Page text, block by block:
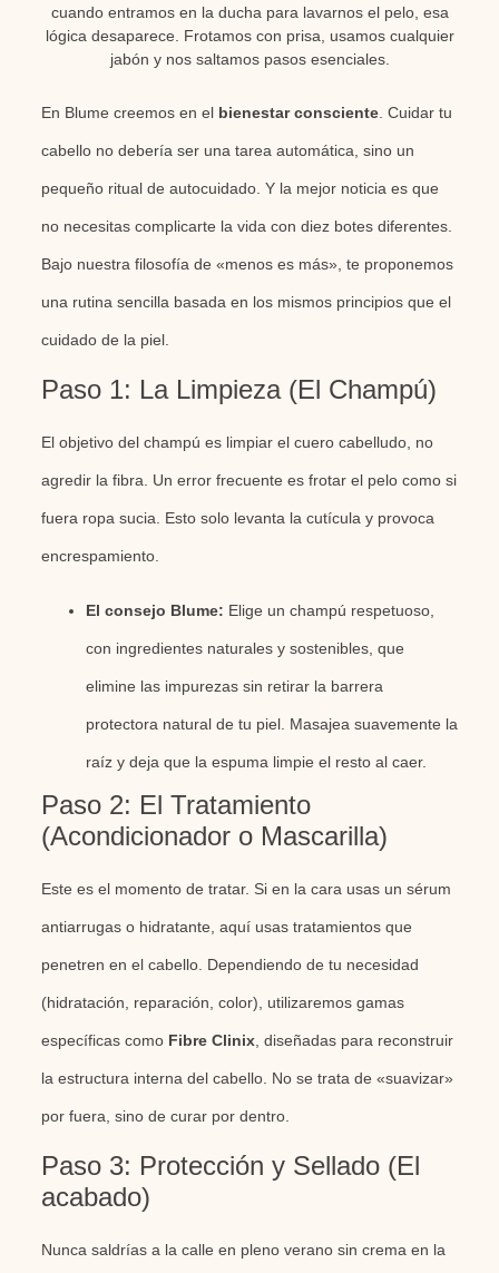
cuando entramos en la ducha para lavarnos el pelo, esa
lógica desaparece. Frotamos con prisa, usamos cualquier
jabón y nos saltamos pasos esenciales.
En Blume creemos en el bienestar consciente. Cuidar tu
cabello no debería ser una tarea automática, sino un
pequeño ritual de autocuidado. Y la mejor noticia es que
no necesitas complicarte la vida con diez botes diferentes.
Bajo nuestra filosofía de «menos es más», te proponemos
una rutina sencilla basada en los mismos principios que el
cuidado de la piel.
Paso 1: La Limpieza (El Champú)
El objetivo del champú es limpiar el cuero cabelludo, no
agredir la fibra. Un error frecuente es frotar el pelo como si
fuera ropa sucia. Esto solo levanta la cutícula y provoca
encrespamiento.
El consejo Blume: Elige un champú respetuoso,
con ingredientes naturales y sostenibles, que
elimine las impurezas sin retirar la barrera
protectora natural de tu piel. Masajea suavemente la
raíz y deja que la espuma limpie el resto al caer.
Paso 2: El Tratamiento
(Acondicionador o Mascarilla)
Este es el momento de tratar. Si en la cara usas un sérum
antiarrugas o hidratante, aquí usas tratamientos que
penetren en el cabello. Dependiendo de tu necesidad
(hidratación, reparación, color), utilizaremos gamas
específicas como Fibre Clinix, diseñadas para reconstruir
la estructura interna del cabello. No se trata de «suavizar»
por fuera, sino de curar por dentro.
Paso 3: Protección y Sellado (El
acabado)
Nunca saldrías a la calle en pleno verano sin crema en la